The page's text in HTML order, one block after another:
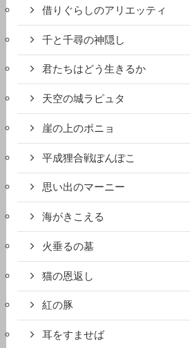
借りぐらしのアリエッティ
千と千尋の神隠し
君たちはどう生きるか
天空の城ラピュタ
崖の上のポニョ
平成狸合戦ぽんぽこ
思い出のマーニー
海がきこえる
火垂るの墓
猫の恩返し
紅の豚
耳をすませば